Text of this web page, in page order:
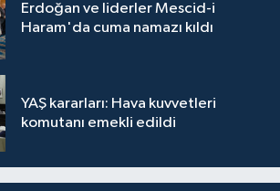
Erdoğan ve liderler Mescid-i
Haram'da cuma namazı kıldı
YAŞ kararları: Hava kuvvetleri
komutanı emekli edildi